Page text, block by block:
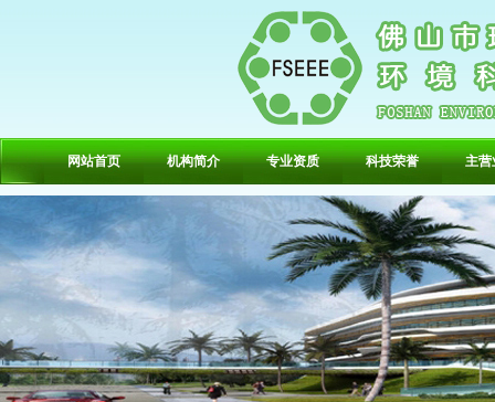
网站首页 机构简介 专业资质 科技荣誉 主营